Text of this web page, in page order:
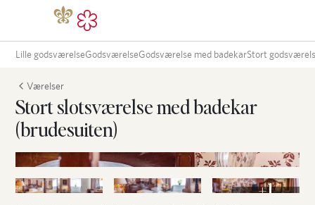
Lille godsværelseGodsværelseGodsværelse med badekarStort
Værelser
Stort slotsværelse med badekar
(brudesuiten)
+1